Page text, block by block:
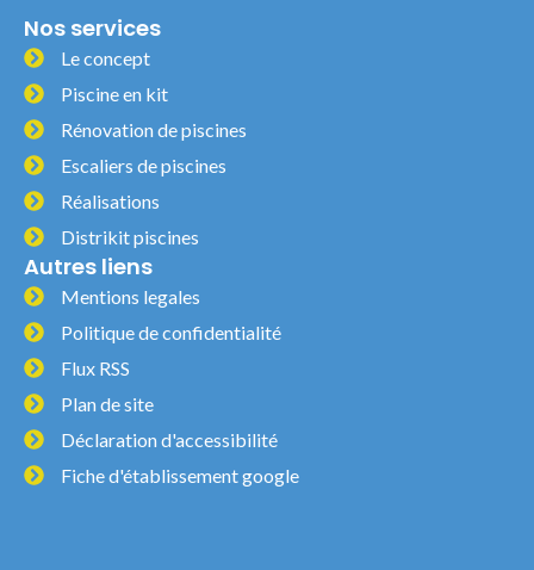
Nos services
Le concept
Piscine en kit
Rénovation de piscines
Escaliers de piscines
Réalisations
Distrikit piscines
Autres liens
Mentions legales
Politique de confidentialité
Flux RSS
Plan de site
Déclaration d'accessibilité
Fiche d'établissement google